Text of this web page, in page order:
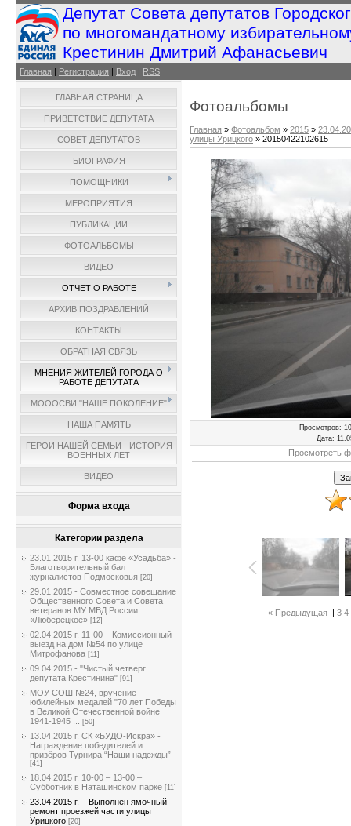
Депутат Совета депутатов
по многомандатному
Крестинин Дмитрий Афанасьевич
Главная | Регистрация | Вход | RSS
ГЛАВНАЯ СТРАНИЦА
ПРИВЕТСТВИЕ ДЕПУТАТА
СОВЕТ ДЕПУТАТОВ
БИОГРАФИЯ
ПОМОЩНИКИ
МЕРОПРИЯТИЯ
ПУБЛИКАЦИИ
ФОТОАЛЬБОМЫ
ВИДЕО
ОТЧЕТ О РАБОТЕ
АРХИВ ПОЗДРАВЛЕНИЙ
КОНТАКТЫ
ОБРАТНАЯ СВЯЗЬ
МНЕНИЯ ЖИТЕЛЕЙ ГОРОДА О
РАБОТЕ ДЕПУТАТА
МОООСВИ "НАШЕ ПОКОЛЕНИЕ"
НАША ПАМЯТЬ
ГЕРОИ НАШЕЙ СЕМЬИ - ИСТОРИЯ
ВОЕННЫХ ЛЕТ
ВИДЕО
Форма входа
Категории раздела
23.01.2015 г. 13-00 кафе «Усадьба» -
Благотворительный бал
журналистов Подмосковья [20]
29.01.2015 - Совместное совещание
Общественного Совета и Совета
ветеранов МУ МВД России
«Люберецкое» [12]
02.04.2015 г. 11-00 – Комиссионный
выезд на дом №54 по улице
Митрофанова [11]
09.04.2015 - "Чистый четверг
депутата Крестинина" [91]
МОУ СОШ №24, вручение
юбилейных медалей "70 лет Победы
в Великой Отечественной войне
1941-1945 ...
[50]
13.04.2015 г. СК «БУДО-Искра» -
Награждение победителей и
призёров Турнира “Наши надежды”
[41]
18.04.2015 г. 10-00 – 13-00 –
Субботник в Наташинском парке [11]
23.04.2015 г. – Выполнен ямочный
ремонт проезжей части улицы
Урицкого [20]
Фотоальбомы
Главная » Фотоальбом » 2015 »
улицы Урицкого » 20150422102615
Просмотров:
Дата:
Просмотреть
« Предыдущая | 3 4